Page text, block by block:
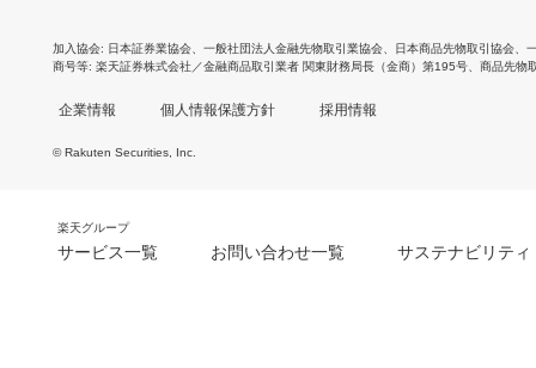
加入協会 日本証券業協会 一般社団法人金融先物取引業協会 日本商品先物取引協会
商号等 楽天証券株式会社／金融商品取引業者 関東財務局長（金商）第195号、商品先物
企業情報 個人情報保護方針 採用情報
© Rakuten Securities, Inc.
楽天グループ
サービス一覧 お問い合わせ一覧 サステナビリティ